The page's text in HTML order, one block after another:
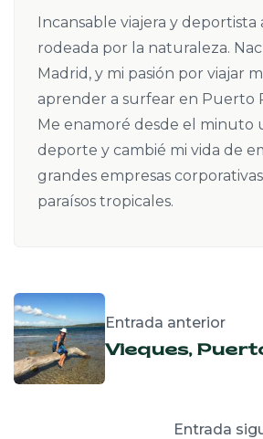
Incansable viajera y deportista
rodeada por la naturaleza.
Madrid, y mi pasión por viajar
aprender a surfear en Puerto
Me enamoré desde el minuto
deporte y cambié mi vida de
grandes empresas
paraísos tropicales.
Entrada anterior
Vieques,
Entrada